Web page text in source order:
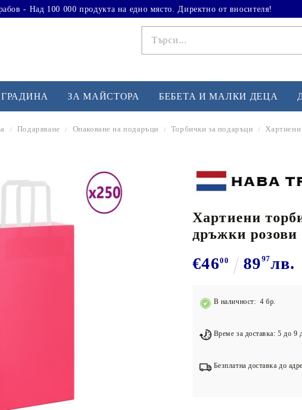
- Над 100 000 продукта на едно място. Директно от вносителя!
Вдигане на тежести
Йога и пилатес
Баскетбол
Бейзбол и
Хокей и
Основно
ЗА МАЙСТОРА БЕБЕТА И МАЛКИ ДЕЦА
Подаряване Опаковане на подаръци Торбички за подаръци
Хартиени
дръжки розови
€4600 89 97лв.
В наличност: 4 бр.
Време за доставка: 5 до 9
Безплатна доставка до